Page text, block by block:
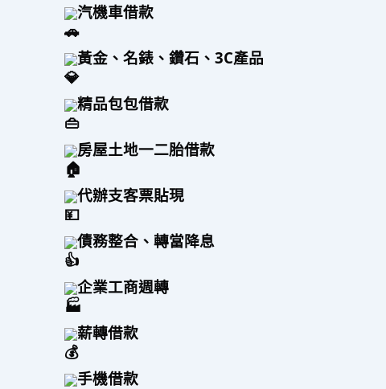
汽機車借款
黃金、名錶、鑽石、3C產品
精品包包借款
房屋土地一二胎借款
代辦支客票貼現
債務整合、轉當降息
企業工商週轉
薪轉借款
手機借款